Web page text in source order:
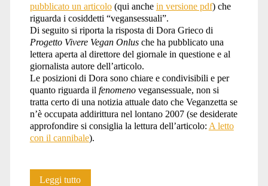
vegani</span>
pubblicato un articolo(qui anche in versione pdf) che
riguarda i cosiddetti “vegansessuali”.
Di seguito si riporta la risposta di Dora Grieco di
Progetto Vivere Vegan Onlusche ha pubblicato una
lettera aperta al direttore del giornale in questione e al
giornalista autore dell’articolo.
Le posizioni di Dora sono chiare e condivisibili e per
quanto riguarda il fenomenovegansessuale, non si
tratta certo di una notizia attuale dato che Veganzetta se
n’è occupata addirittura nel lontano 2007 (se desiderate
approfondire si consiglia la lettura dell’articolo: A letto
con il cannibale).
Leggi tuttoDi